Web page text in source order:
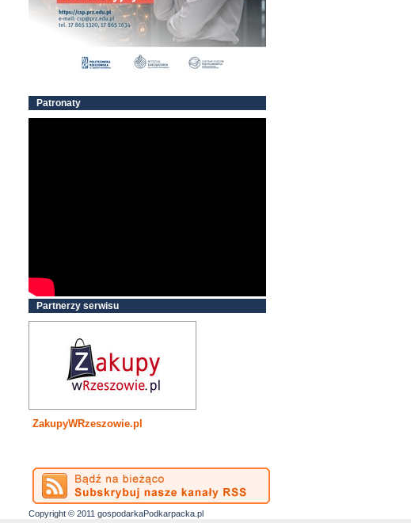
Patronaty
Partnerzy serwisu
ZakupyWRzeszowie.pl
Copyright © 2011 gospodarkaPodkarpacka.pl